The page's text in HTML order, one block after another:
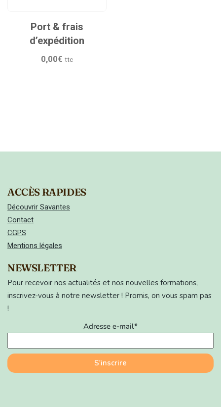
Port & frais
d’expédition
0,00€ ttc
ACCÈS RAPIDES
Découvrir Savantes
Contact
CGPS
Mentions légales
NEWSLETTER
Pour recevoir nos actualités et nos nouvelles formations,
inscrivez-vous à notre newsletter ! Promis, on vous spam pas
!
Adresse e-mail*